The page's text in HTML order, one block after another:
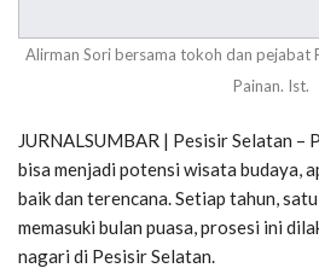
Alirman Sori bersama tokoh dan pejabat
Painan. Ist.
JURNALSUMBAR | Pesisir Selatan –
bisa menjadi potensi wisata budaya,
baik dan terencana. Setiap tahun,
memasuki bulan puasa, prosesi ini
nagari di Pesisir Selatan.